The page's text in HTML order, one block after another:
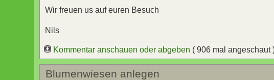
Wir freuen us auf euren Besuch
Nils
Kommentar anschauen oder abgeben ( 906 mal
Blumenwiesen anlegen